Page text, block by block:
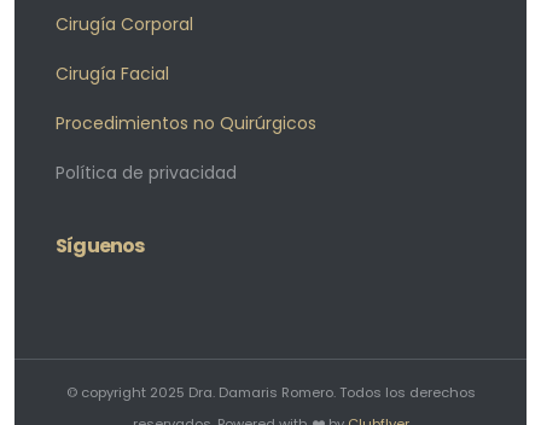
Cirugía Corporal
Cirugía Facial
Procedimientos no Quirúrgicos
Política de privacidad
Síguenos
© copyright 2025 Dra. Damaris Romero. Todos los derechos